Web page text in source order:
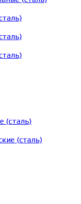
(сталь)
(сталь)